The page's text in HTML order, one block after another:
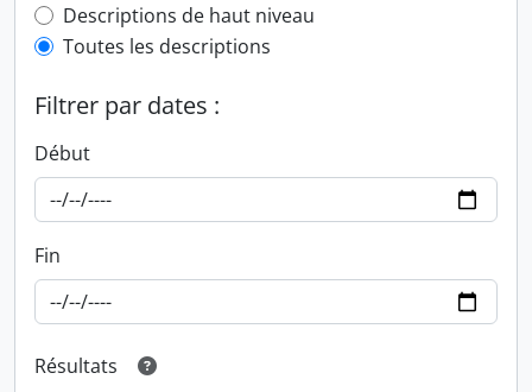
Top-level description filter
Descriptions de haut niveau
Toutes les descriptions
Filtrer par dates :
Début
Fin
Résultats